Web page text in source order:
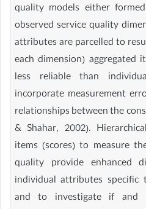
quality models either
observed service quality
attributes are parcelled to
each dimension) aggregated
less reliable than
incorporate measurement
relationships between the
& Shahar, 2002).
items (scores) to measure
quality provide enhanced
individual attributes specific
and to investigate if and